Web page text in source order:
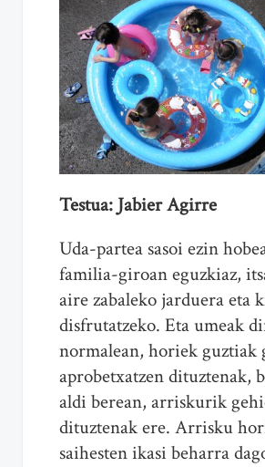
Testua: Jabier Agirre
Uda-partea sasoi ezin
familia-giroan eguzkiaz,
aire zabaleko jarduera eta
disfrutatzeko. Eta umeak
normalean, horiek guztiak
aprobetxatzen dituztenak,
aldi berean, arriskurik
dituztenak ere. Arrisku
saihesten ikasi beharra